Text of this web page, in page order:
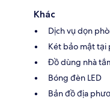
Khác
Dịch vụ dọn
Két bảo mật tại
Đồ dùng nhà
Bóng đèn LED
Bản đồ địa